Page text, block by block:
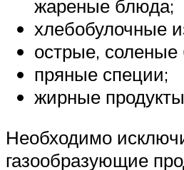
жареные блюда;
хлебобулочные
острые,
пряные специи;
жирные
Необходимо
газообразующие